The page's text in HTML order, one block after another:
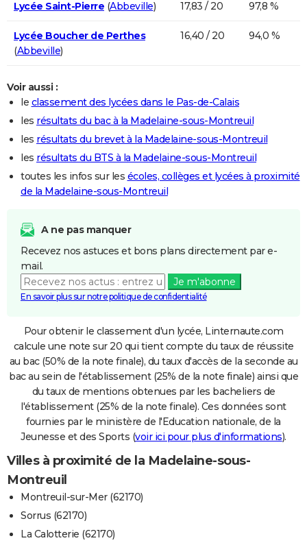
Lycée Saint-Pierre (Abbeville) 17,83 / 20 97,8 %
Lycée Boucher de Perthes
(Abbeville)
16,40 / 20 94,0 %
Voir aussi :
le classement des lycées dans le Pas-de-Calais
les résultats du bac à la Madelaine-sous-Montreuil
les résultats du brevet à la Madelaine-sous-Montreuil
les résultats du BTS à la Madelaine-sous-Montreuil
toutes les infos sur les écoles, collèges et lycées à proximité
de la Madelaine-sous-Montreuil
A ne pas manquer
Recevez nos astuces et bons plans directement par e-
mail.
Je m'abonne
En savoir plus sur notre politique de confidentialité
Pour obtenir le classement d'un lycée, Linternaute.com
calcule une note sur 20 qui tient compte du taux de réussite
au bac (50% de la note finale), du taux d'accès de la seconde au
bac au sein de l'établissement (25% de la note finale) ainsi que
du taux de mentions obtenues par les bacheliers de
l'établissement (25% de la note finale). Ces données sont
fournies par le ministère de l'Education nationale, de la
Jeunesse et des Sports (voir ici pour plus d'informations).
Villes à proximité de la Madelaine-sous-
Montreuil
Montreuil-sur-Mer (62170)
Sorrus (62170)
La Calotterie (62170)